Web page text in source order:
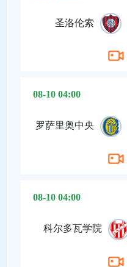
圣洛伦索
08-10 04:00
罗萨里奥中央
08-10 04:00
科尔多瓦学院